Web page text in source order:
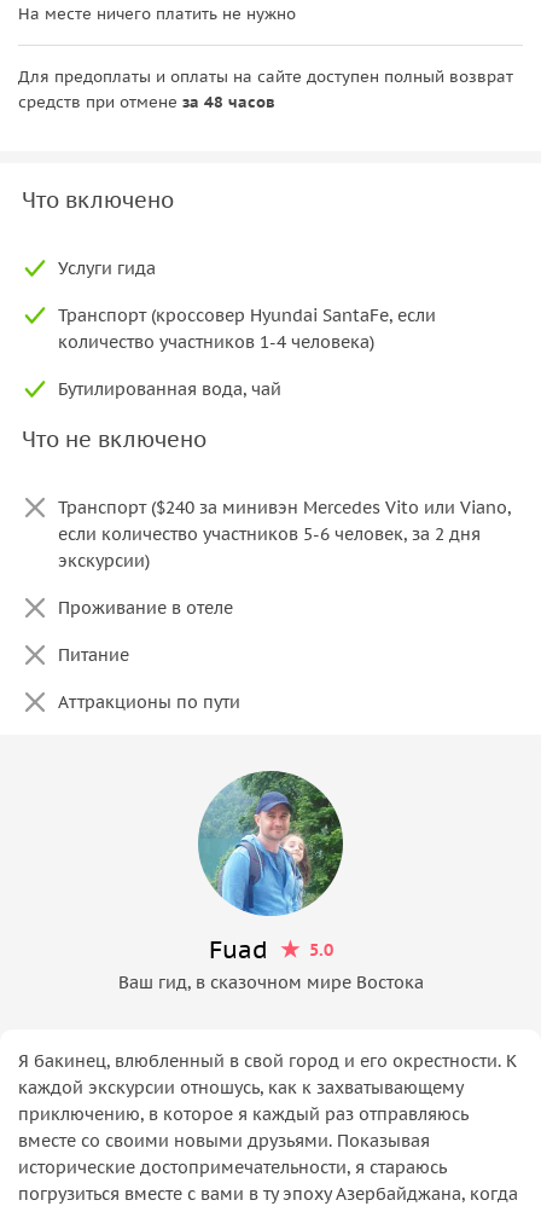
На месте ничего платить не нужно
Для предоплаты и оплаты на сайте доступен полный возврат
средств при отмене за 48 часов
Что включено
Услуги гида
Транспорт (кроссовер Hyundai SantaFe, если
количество участников 1-4 человека)
Бутилированная вода, чай
Что не включено
Транспорт ($240 за минивэн Mercedes Vito или Viano,
если количество участников 5-6 человек, за 2 дня
экскурсии)
Проживание в отеле
Питание
Аттракционы по пути
Fuad
5.0
Ваш гид, в сказочном мире Востока
Я бакинец, влюбленный в свой город и его окрестности. К
каждой экскурсии отношусь, как к захватывающему
приключению, в которое я каждый раз отправляюсь
вместе со своими новыми друзьями. Показывая
исторические достопримечательности, я стараюсь
погрузиться вместе с вами в ту эпоху Азербайджана, когда